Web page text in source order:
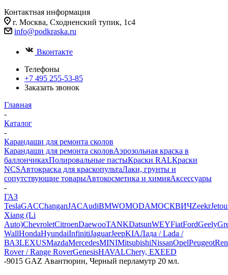
Контактная информация
г. Москва, Сходненский тупик, 1с4
info@podkraska.ru
Вконтакте
Телефоны
+7 495 255-53-85
Заказать звонок
Главная
-
Каталог
-
Карандаши для ремонта сколов
Карандаши для ремонта сколовАэрозольная краска в
баллончикахПолировальные пастыКраски RALКраски
NCSАвтокраска для краскопультаЛаки, грунты и
сопутствующие товарыАвтокосметика и химияАксессуары
-
ГАЗ
TeslaGACChanganJACAudiBMWOMODAМОСКВИЧZeekr
Xiang (Li
Auto)ChevroletCitroenDaewooTANKDatsunWEYFiatFordGeely
WallHondaHyundaiInfinitiJaguarJeepKIAЛада / Lada /
ВАЗLEXUSMazdaMercedesMINIMitsubishiNissanOpelPeugeot
Rover / Range RoverGenesisHAVALChery, EXEED
-9015 GAZ Авантюрин, Черный перламутр 20 мл.